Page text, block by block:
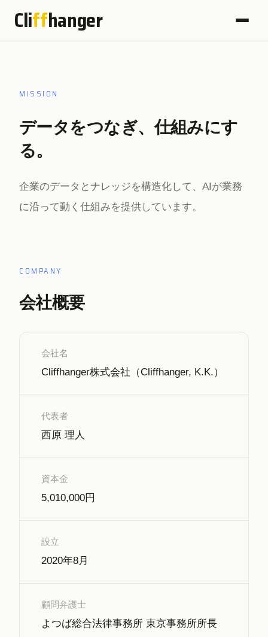
Cliffhanger
MISSION
データをつなぎ、仕組みにす
る。
企業のデータとナレッジを構造化して、AIが業務
に沿って動く仕組みを提供しています。
COMPANY
会社概要
会社名
Cliffhanger株式会社（Cliffhanger, K.K.）
代表者
西原 理人
資本金
5,010,000円
設立
2020年8月
顧問弁護士
よつば総合法律事務所 東京事務所所長